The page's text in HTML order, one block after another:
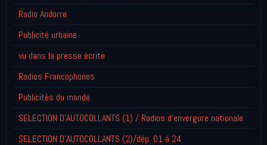
Radio Andorre
Publicité urbaine
vu dans la presse écrite
Radios Francophones
Publicités du monde
SELECTION D'AUTOCOLLANTS (1) / Radios d'envergure nationale
SELECTION D'AUTOCOLLANTS (2)/dép. 01 à 24